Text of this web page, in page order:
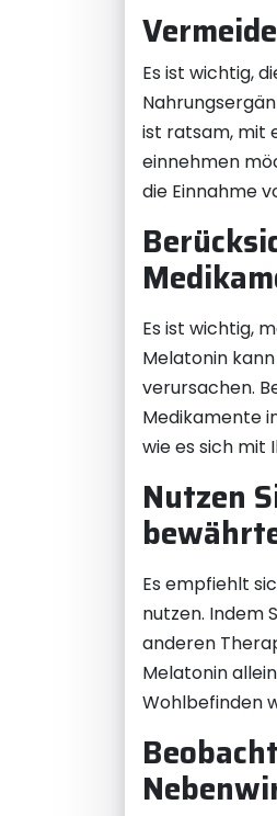
Es ist wichtig,
ist ratsam, mit
einnehmen
die Einnahme
Es ist wichtig,
Melatonin
verursachen.
Medikamente
wie es sich mit
Nutzen
Es empfiehlt
nutzen. Indem
anderen
Melatonin
Wohlbefinden